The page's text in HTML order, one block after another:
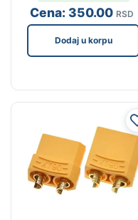
Cena:350.00 RSD
Dodaj u korpu